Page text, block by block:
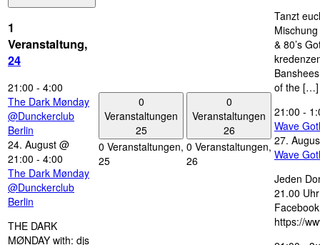
1
Veranstaltung,
24
21:00 - 4:00
The Dark Mønday
@Dunckerclub
Berlin
24. August @
21:00 - 4:00
The Dark Mønday
@Dunckerclub
Berlin
THE DARK
MØNDAY with: djs
0
Veranstaltungen
25
0 Veranstaltungen,
25
0
Veranstaltungen
26
0 Veranstaltungen,
26
Tanzt
& 80’s
of the […]
21:00 -
Wave
27.
Wave
Jeden
21.00
https://